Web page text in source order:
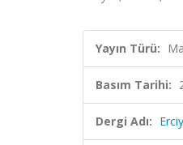
Yayın Türü:
Basım Tarihi:
Dergi Adı: